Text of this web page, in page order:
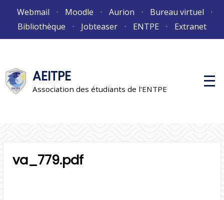
Webmail Moodle Aurion
Bureau virtuel
Bibliothèque
Jobteaser ENTPE Extranet
AEITPE
Association des étudiants de l'ENTPE
M
e
va_779.pdf